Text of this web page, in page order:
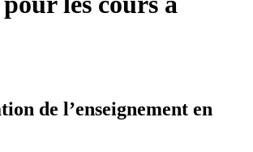
de l’enseignement en